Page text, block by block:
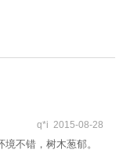
q*i 2015-08-28
不错，树木葱郁。